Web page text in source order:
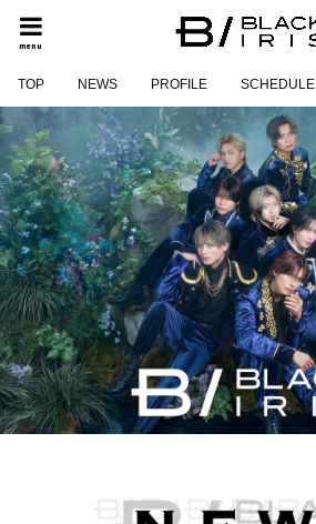
menu
TOP NEWS PROFILE SCHEDULE